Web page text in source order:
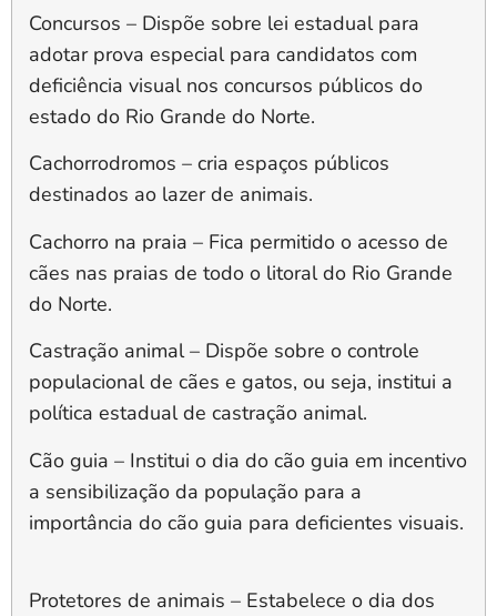
Concursos – Dispõe sobre lei estadual para
adotar prova especial para candidatos com
deficiência visual nos concursos públicos do
estado do Rio Grande do Norte.
Cachorrodromos – cria espaços públicos
destinados ao lazer de animais.
Cachorro na praia – Fica permitido o acesso de
cães nas praias de todo o litoral do Rio Grande
do Norte.
Castração animal– Dispõe sobre o controle
populacional de cães e gatos, ou seja, institui a
política estadual de castração animal.
Cão guia – Institui o dia do cão guia em incentivo
a sensibilização da população para a
importância do cão guia para deficientes visuais.
Protetores de animais – Estabelece o dia dos